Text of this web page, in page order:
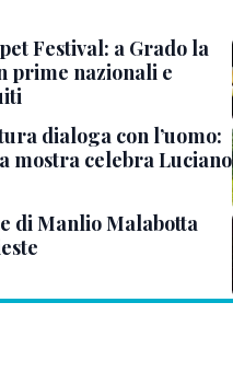
Festival: a Grado la
prime nazionali e
dialoga con l’uomo:
mostra celebra Luciano
di Manlio Malabotta